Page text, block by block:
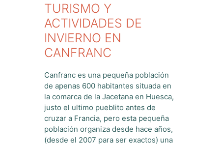
TURISMO Y
ACTIVIDADES DE
INVIERNO EN
CANFRANC
Canfranc es una pequeña población
de apenas 600 habitantes situada en
la comarca de la Jacetana en Huesca,
justo el ultimo pueblito antes de
cruzar a Francia, pero esta pequeña
población organiza desde hace años,
(desde el 2007 para ser exactos) una